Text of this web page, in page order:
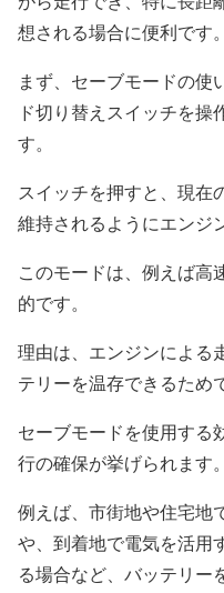
想される場合に便利です。
まず、セーブモードの使
ド切り替えスイッチを操
す。
スイッチを押すと、現在
維持されるようにエンジ
このモードは、例えば高
的です。
理由は、エンジンによる
テリーを温存できるため
セーブモードを使用する
行の確保が挙げられます。
例えば、市街地や住宅地
や、到着地で電気を活用
る場合など、バッテリー